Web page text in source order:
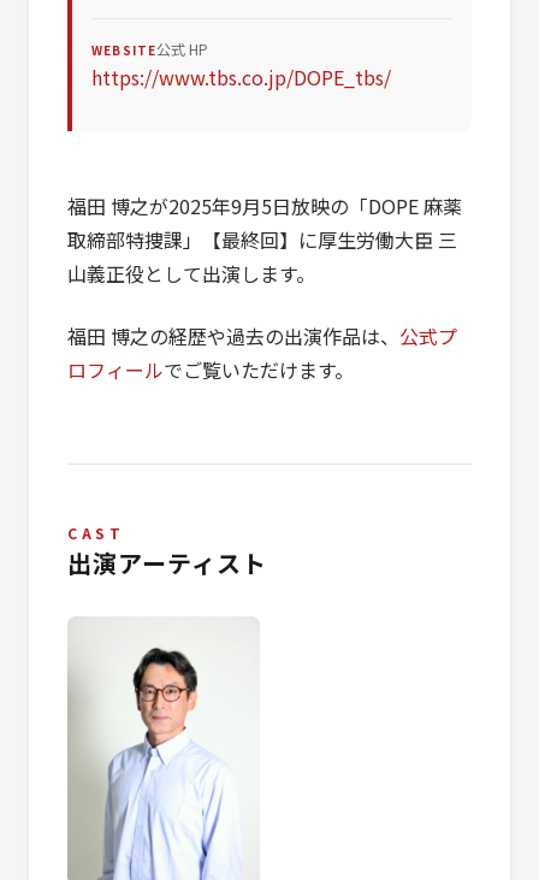
WEBSITE公式 HP
https://www.tbs.co.jp/DOPE_tbs/
福田 博之が2025年9月5日放映の「DOPE 麻薬
取締部特捜課」【最終回】に厚生労働大臣 三
山義正役として出演します。
福田 博之の経歴や過去の出演作品は、 公式プ
ロフィールでご覧いただけます。
CAST
出演アーティスト